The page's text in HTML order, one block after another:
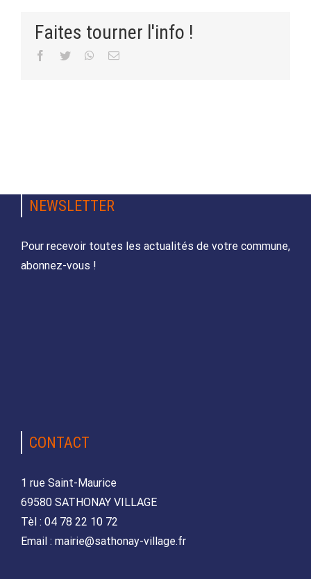
Faites tourner l'info !
Facebook
Twitter WhatsApp
Email
NEWSLETTER
Pour recevoir toutes les actualités de votre commune,
abonnez-vous !
CONTACT
1 rue Saint-Maurice
69580 SATHONAY VILLAGE
Tèl : 04 78 22 10 72
Email : mairie@sathonay-village.fr